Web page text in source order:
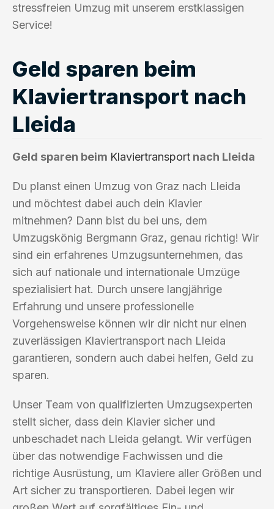
stressfreien Umzug mit unserem erstklassigen
Service!
Geld sparen beim
Klaviertransport nach
Lleida
Geld sparen beim Klaviertransport nach Lleida
Du planst einen Umzug von Graz nach Lleida
und möchtest dabei auch dein Klavier
mitnehmen? Dann bist du bei uns, dem
Umzugskönig Bergmann Graz, genau richtig! Wir
sind ein erfahrenes Umzugsunternehmen, das
sich auf nationale und internationale Umzüge
spezialisiert hat. Durch unsere langjährige
Erfahrung und unsere professionelle
Vorgehensweise können wir dir nicht nur einen
zuverlässigen Klaviertransport nach Lleida
garantieren, sondern auch dabei helfen, Geld zu
sparen.
Unser Team von qualifizierten Umzugsexperten
stellt sicher, dass dein Klavier sicher und
unbeschadet nach Lleida gelangt. Wir verfügen
über das notwendige Fachwissen und die
richtige Ausrüstung, um Klaviere aller Größen und
Art sicher zu transportieren. Dabei legen wir